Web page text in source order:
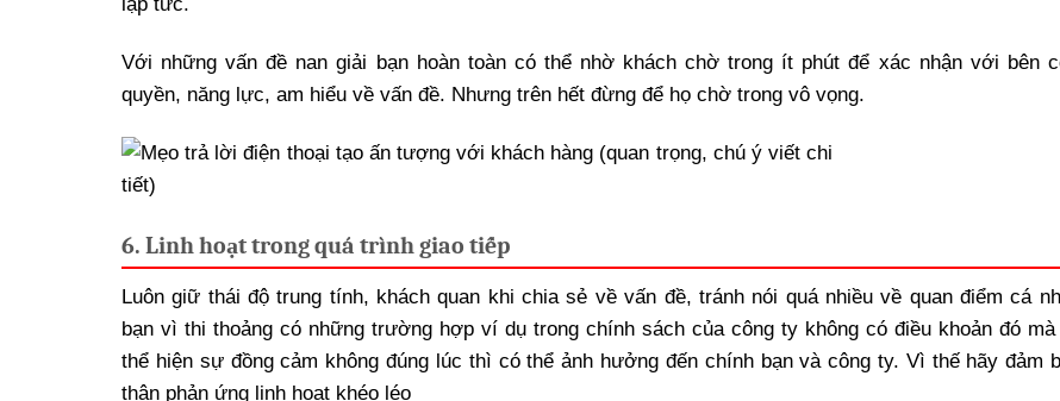
Với những vấn đề nan giải bạn hoàn toàn có thể nhờ khách chờ trong ít phút để xác nhận với bên
quyền, năng lực, am hiểu về vấn đề. Nhưng trên hết đừng để họ chờ trong vô vọng.
6. Linh hoạt trong quá trình giao tiếp
Luôn giữ thái độ trung tính, khách quan khi chia sẻ về vấn đề, tránh nói quá nhiều về quan điểm cá
bạn vì thi thoảng có những trường hợp ví dụ trong chính sách của công ty không có điều khoản đó mà
thể hiện sự đồng cảm không đúng lúc thì có thể ảnh hưởng đến chính bạn và công ty. Vì thế hãy đảm
thân phản ứng linh hoạt khéo léo